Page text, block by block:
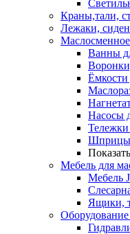
Краны,тали,
Лежаки,
Ванны
Ёмкости
Насосы
Шприцы
Мебель для
Мебель
Ящики,
Оборудование